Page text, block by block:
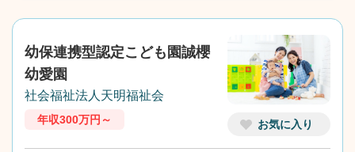
お気に入り
幼保連携型認定こども園誠櫻
幼愛園
社会福祉法人天明福祉会
年収300万円～